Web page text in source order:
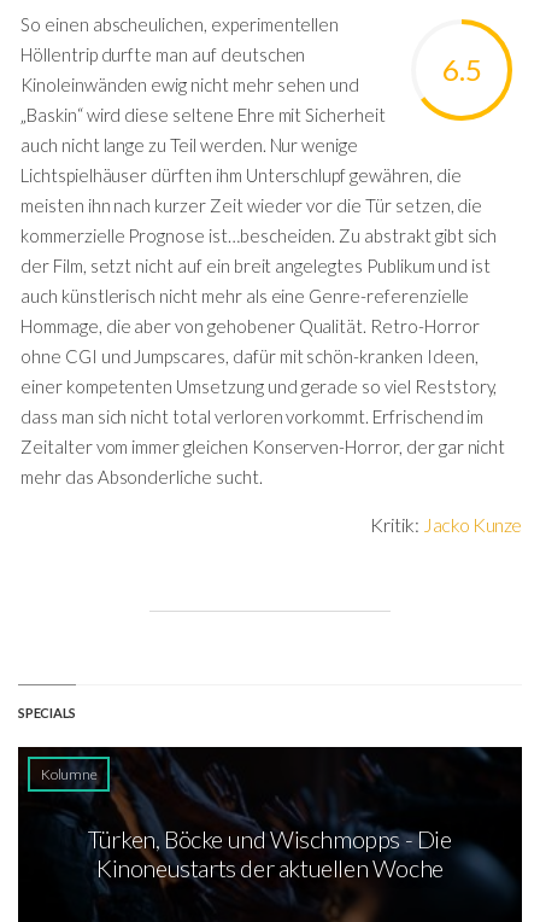
6.5
So einen abscheulichen, experimentellen
Höllentrip durfte man auf deutschen
Kinoleinwänden ewig nicht mehr sehen und
„Baskin“ wird diese seltene Ehre mit Sicherheit
auch nicht lange zu Teil werden. Nur wenige
Lichtspielhäuser dürften ihm Unterschlupf gewähren, die
meisten ihn nach kurzer Zeit wieder vor die Tür setzen, die
kommerzielle Prognose ist…bescheiden. Zu abstrakt gibt sich
der Film, setzt nicht auf ein breit angelegtes Publikum und ist
auch künstlerisch nicht mehr als eine Genre-referenzielle
Hommage, die aber von gehobener Qualität. Retro-Horror
ohne CGI und Jumpscares, dafür mit schön-kranken Ideen,
einer kompetenten Umsetzung und gerade so viel Reststory,
dass man sich nicht total verloren vorkommt. Erfrischend im
Zeitalter vom immer gleichen Konserven-Horror, der gar nicht
mehr das Absonderliche sucht.
Kritik: Jacko Kunze
SPECIALS
Kolumne
Türken, Böcke und Wischmopps - Die
Kinoneustarts der aktuellen Woche